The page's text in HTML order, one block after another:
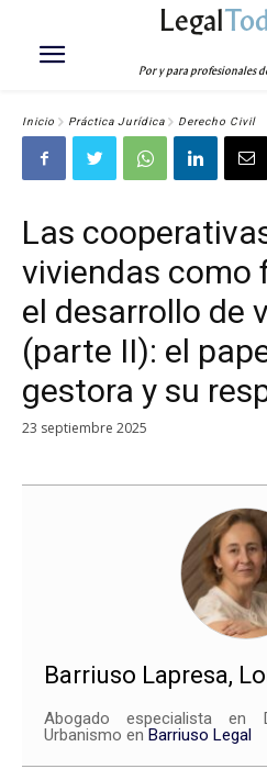
Legal
Por y para profesionales
Inicio Práctica Jurídica Derecho Civil
Las
viviendas como
el desarrollo de
(parte II): el
gestora y su
23 septiembre 2025
Barriuso Lapresa,
Abogado especialista en
Urbanismo en Barriuso Legal